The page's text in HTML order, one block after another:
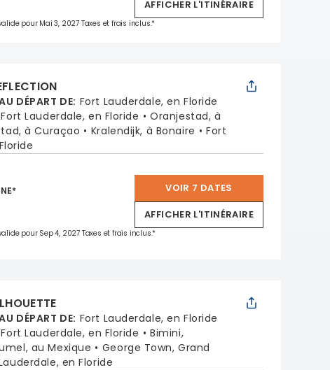
AFFICHER L'ITINÉRAIRE
pour Mai 3, 2027 Taxes et frais inclus.*
DÉPART DE: Fort Lauderdale, en Floride
Fort Lauderdale, en Floride
Oranjestad, à
à Curaçao Kralendijk, à Bonaire
Fort
VOIR 7 DATES
AFFICHER L'ITINÉRAIRE
pour Sep 4, 2027 Taxes et frais inclus.*
DÉPART DE: Fort Lauderdale, en Floride
Fort Lauderdale, en Floride
Bimini,
au Mexique
George Town, Grand
en Floride